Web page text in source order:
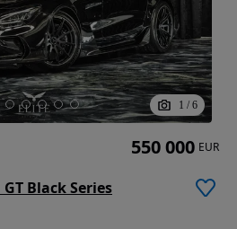
1 / 6
Black Series
550 000 EUR